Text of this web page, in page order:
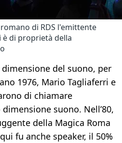
di RDS l'emittente
è di proprietà della
del suono, per
1976, Mario Tagliaferri e
di chiamare
dimensione suono. Nell’80,
della Magica Roma
fu anche speaker, il 50%